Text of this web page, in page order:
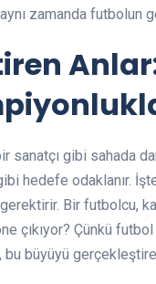
zamanda futbolun
sanatçı gibi sahada
hedefe odaklanır.
Bir futbolcu,
çıkıyor? Çünkü
bu büyüyü